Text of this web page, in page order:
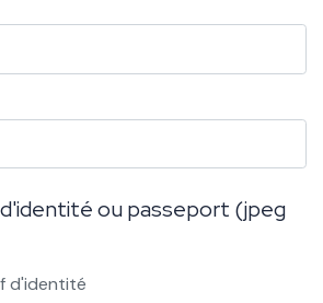
ou passeport (jpeg
d'identité